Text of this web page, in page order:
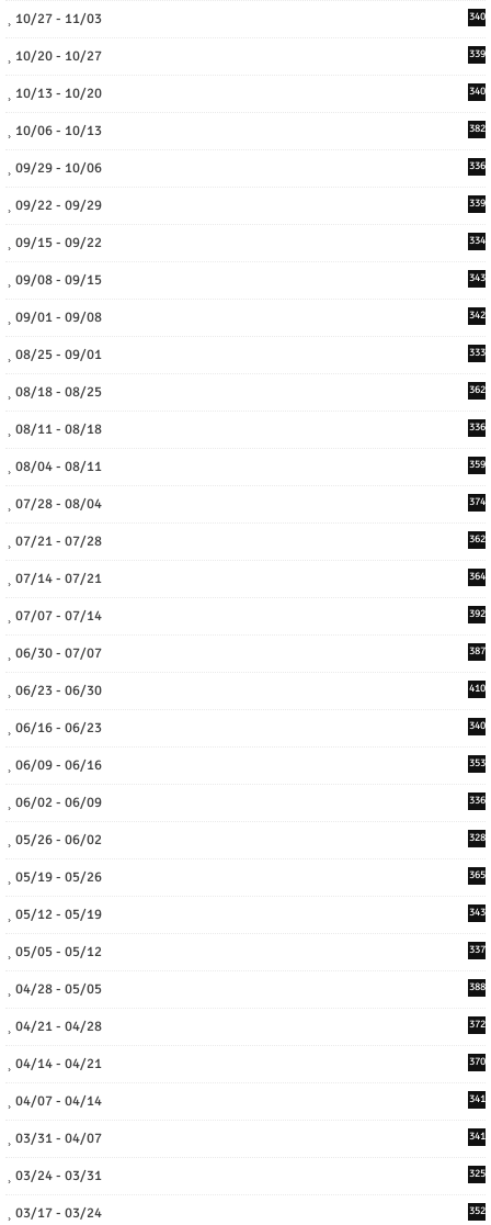
10/27 - 11/03 340
10/20 - 10/27 339
10/13 - 10/20 340
10/06 - 10/13 382
09/29 - 10/06 336
09/22 - 09/29 339
09/15 - 09/22 334
09/08 - 09/15 343
09/01 - 09/08 342
08/25 - 09/01 333
08/18 - 08/25 362
08/11 - 08/18 336
08/04 - 08/11 359
07/28 - 08/04 374
07/21 - 07/28 362
07/14 - 07/21 364
07/07 - 07/14 392
06/30 - 07/07 387
06/23 - 06/30 410
06/16 - 06/23 340
06/09 - 06/16 353
06/02 - 06/09 336
05/26 - 06/02 328
05/19 - 05/26 365
05/12 - 05/19 343
05/05 - 05/12 337
04/28 - 05/05 388
04/21 - 04/28 372
04/14 - 04/21 370
04/07 - 04/14 341
03/31 - 04/07 341
03/24 - 03/31 325
03/17 - 03/24 352